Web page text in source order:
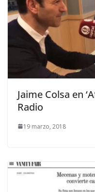
Jaime Colsa en
Radio
19 marzo, 2018